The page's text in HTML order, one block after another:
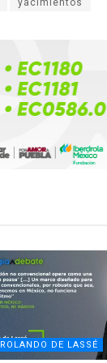
yacimientos
ROLANDO DE LASSÉ